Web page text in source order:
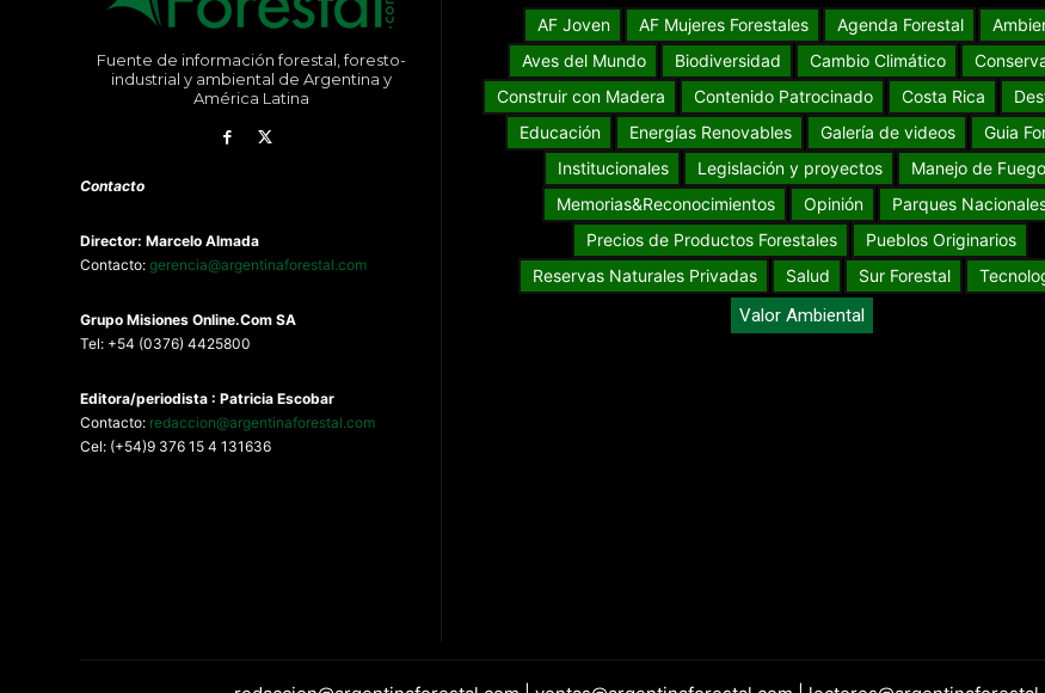
Fuente de información forestal, foresto-
industrial y ambiental de Argentina y
América Latina
Contacto
Director: Marcelo Almada
Contacto: gerencia@argentinaforestal.com
Grupo MisionesOnline.Com SA
Tel: +54 (0376) 4425800
Editora/periodista : Patricia Escobar
Contacto: redaccion@argentinaforestal.com
Cel: (+54)9 376 15 4 131636
AF Joven AF Mujeres Forestales Agenda Forestal
Aves del Mundo
Biodiversidad Cambio Climático
Construir con Madera
Contenido Patrocinado Costa Rica
Educación
Energías Renovables Galería de videos
Guia
Institucionales
Legislación y proyectos
Manejo de Fuego
Memorias&Reconocimientos
Opinión
Parques
Precios de Productos Forestales
Pueblos Originarios
Reservas Naturales Privadas
Salud Sur Forestal
Valor Ambiental